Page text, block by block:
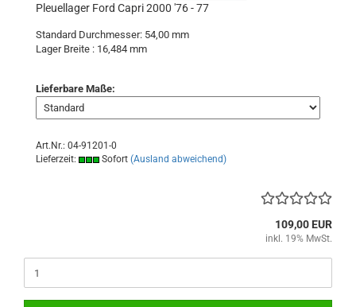
Pleuellager Ford Capri 2000 '76 - 77
Standard Durchmesser: 54,00 mm
Lager Breite : 16,484 mm
Lieferbare Maße:
Art.Nr.: 04-91201-0
Lieferzeit:
Sofort (Ausland abweichend)
109,00 EUR
inkl. 19% MwSt.